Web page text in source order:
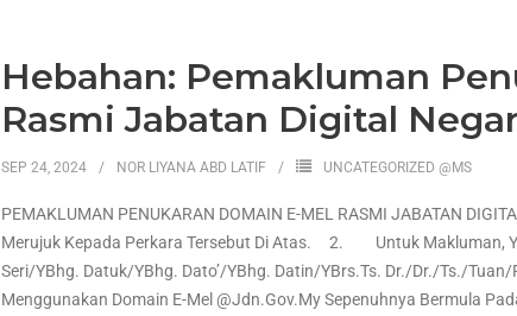
Hebahan: Pemakluman
Rasmi Jabatan Digital
SEP 24, 2024 NOR LIYANA ABD LATIF UNCATEGORIZED @MS
PEMAKLUMAN PENUKARAN DOMAIN E-MEL RASMI JABATAN
Merujuk Kepada Perkara Tersebut Di Atas. 2. Untuk Makluman,
Seri/YBhg. Datuk/YBhg. Dato’/YBhg. Datin/YBrs.Ts. Dr./Dr./Ts./
Menggunakan Domain E-Mel @jdn.gov.my Sepenuhnya Bermula